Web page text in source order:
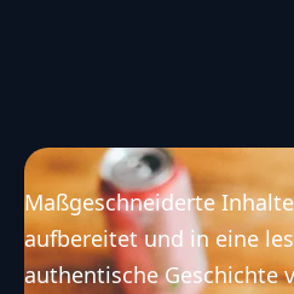
Maßgeschneiderte
aufbereitet und in eine
authentische Geschichte